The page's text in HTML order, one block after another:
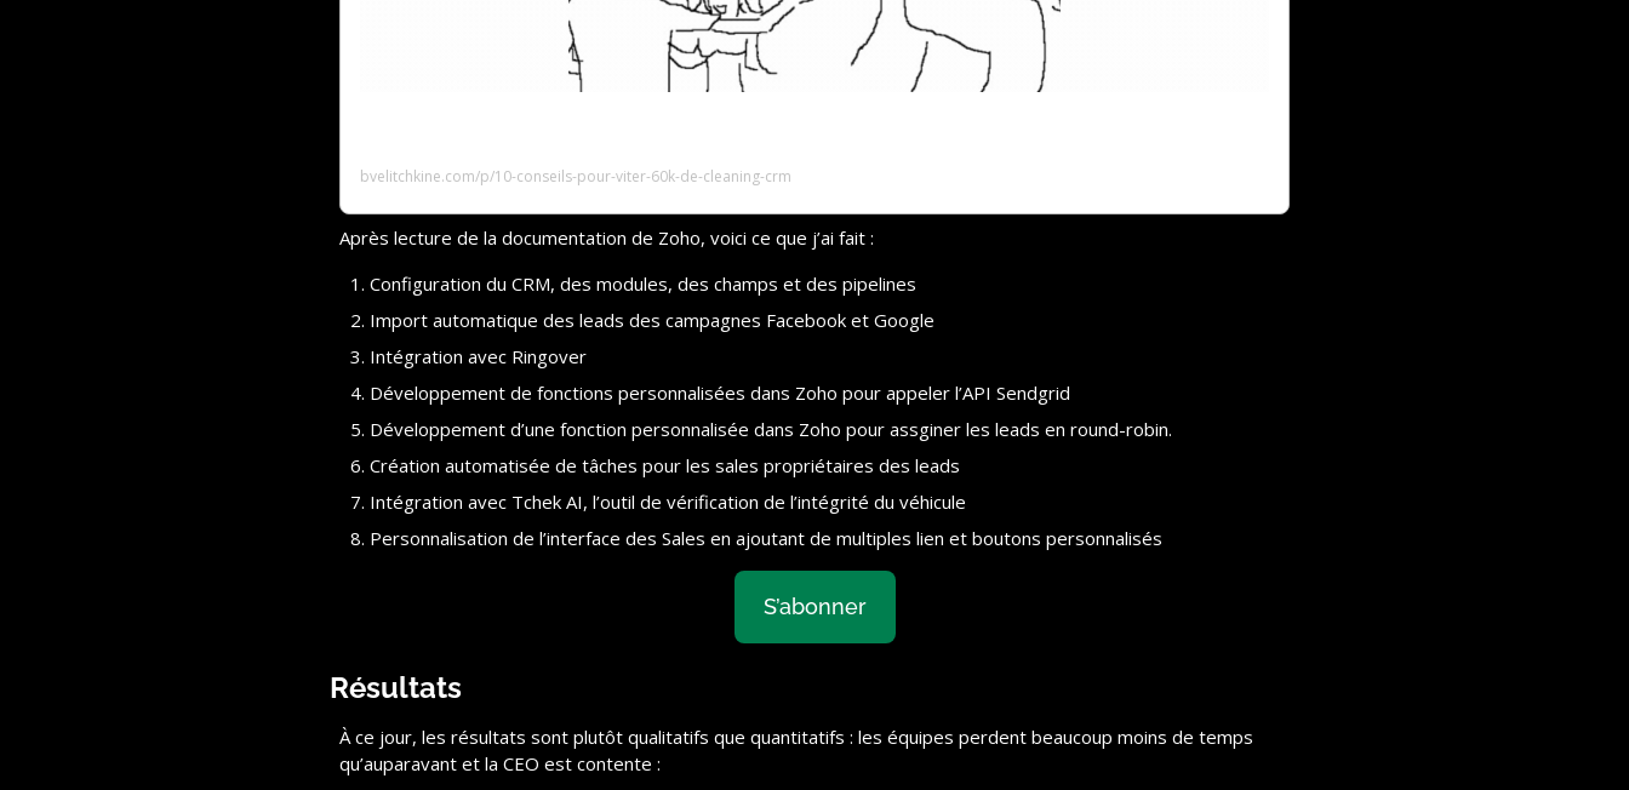
bvelitchkine.com/p/10-conseils-pour-viter-60k-de-cleaning-crm
Après lecture de la documentation de Zoho, voici ce que j’ai fait :
Configuration du CRM, des modules, des champs et des pipelines
Import automatique des leads des campagnes Facebook et Google
Intégration avec Ringover
Développement de fonctions personnalisées dans Zoho pour appeler l’API Sendgrid
Développement d’une fonction personnalisée dans Zoho pour assginer les leads en round-robin.
Création automatisée de tâches pour les sales propriétaires des leads
Intégration avec Tchek AI, l’outil de vérification de l’intégrité du véhicule
Personnalisation de l’interface des Sales en ajoutant de multiples lien et boutons personnalisés
S’abonner
Résultats
À ce jour, les résultats sont plutôt qualitatifs que quantitatifs : les équipes perdent beaucoup moins de temps
qu’auparavant et la CEO est contente :